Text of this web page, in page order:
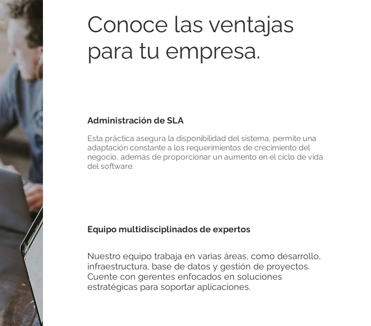
Conoce las ventajas
para tu empresa.
Administración de SLA
Esta práctica asegura la disponibilidad del sistema, permite una
adaptación constante a los requerimientos de crecimiento del
negocio, además de proporcionar un aumento en el ciclo de vida
del software.
Equipo multidisciplinados de expertos
Nuestro equipo trabaja en varias áreas, como desarrollo,
infraestructura, base de datos y gestión de proyectos.
Cuente con gerentes enfocados en soluciones
estratégicas para soportar aplicaciones.